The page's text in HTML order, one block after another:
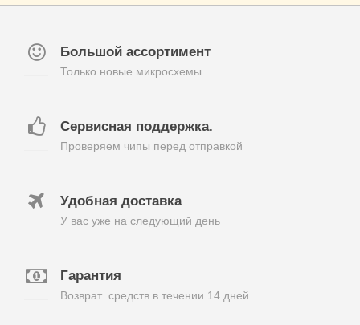
Большой ассортимент
Только новые микросхемы
Сервисная поддержка.
Проверяем чипы перед отправкой
Удобная доставка
У вас уже на следующий день
Гарантия
Возврат средств в течении 14 дней